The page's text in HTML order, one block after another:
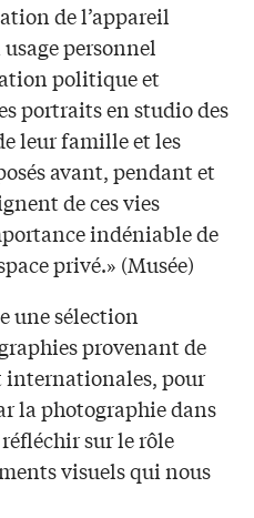
de l’appareil
personnel
politique et
portraits en studio des
leur famille et les
avant, pendant et
de ces vies
indéniable de
privé.» (Musée)
une sélection
provenant de
pour
la photographie dans
sur le rôle
visuels qui nous